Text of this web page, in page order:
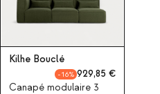
Kilhe Bouclé
16
929,85
Canapé modulaire 3